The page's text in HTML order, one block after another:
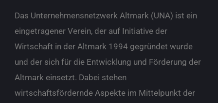
Das Unternehmensnetzwerk Altmark (UNA) ist ein
eingetragener Verein, der auf Initiative der
Wirtschaft in der Altmark 1994 gegründet wurde
und der sich für die Entwicklung und Förderung der
Altmark einsetzt. Dabei stehen
wirtschaftsfördernde Aspekte im Mittelpunkt der